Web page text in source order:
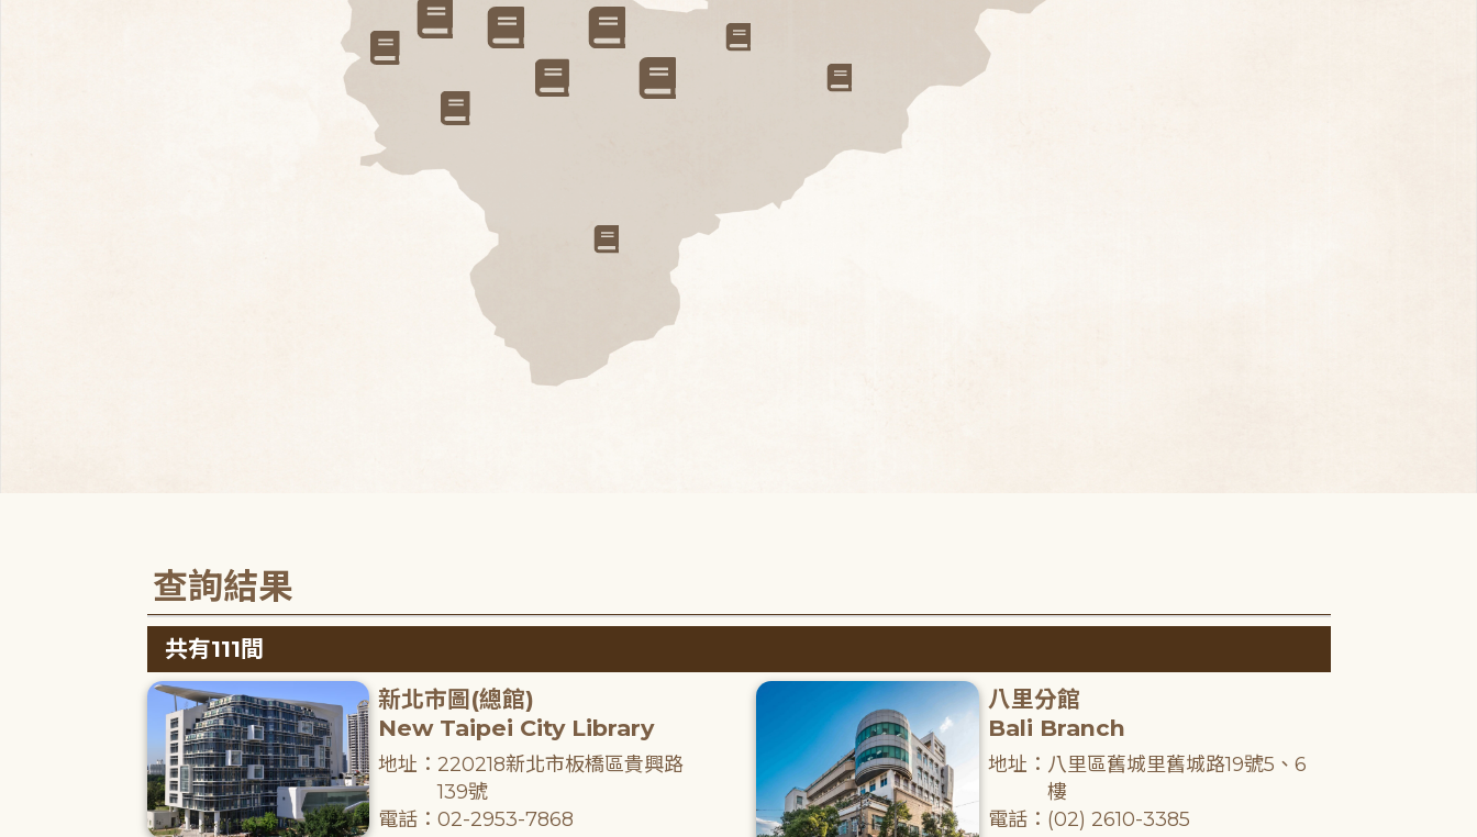
查詢結果
共有111間
新北市圖(總館)
New Taipei City Library
地址：220218新北市板橋區貴興路
139號
電話：02-2953-7868
八里分館
Bali Branch
地址：八里區舊城里舊城路19號5、6
樓
電話：(02) 2610-3385